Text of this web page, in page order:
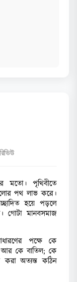
রিভিউ
মতো। পৃথিবীতে
পথ লাভ করে।
হয়ে পড়লে
গোটা মানবসমাজ
পক্ষে কে
আর কে বাতিল; কে
অত্যন্ত কঠিন